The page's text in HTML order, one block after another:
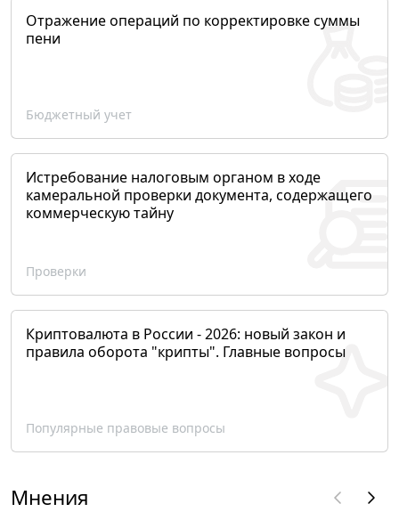
Отражение операций по корректировке суммы
пени
Бюджетный учет
Истребование налоговым органом в ходе
камеральной проверки документа, содержащего
коммерческую тайну
Проверки
Криптовалюта в России - 2026: новый закон и
правила оборота "крипты". Главные вопросы
Популярные правовые вопросы
Мнения